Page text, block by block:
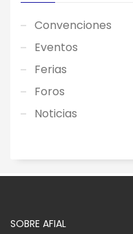
Convenciones
Eventos
Ferias
Foros
Noticias
SOBRE AFIAL